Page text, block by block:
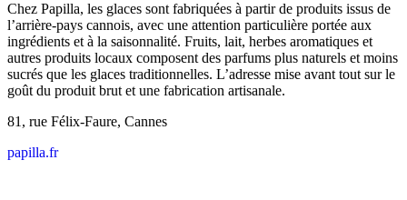
Chez Papilla, les glaces sont fabriquées à partir de produits issus de
l’arrière-pays cannois, avec une attention particulière portée aux
ingrédients et à la saisonnalité. Fruits, lait, herbes aromatiques et
autres produits locaux composent des parfums plus naturels et moins
sucrés que les glaces traditionnelles. L’adresse mise avant tout sur le
goût du produit brut et une fabrication artisanale.
81, rue Félix-Faure, Cannes
papilla.fr